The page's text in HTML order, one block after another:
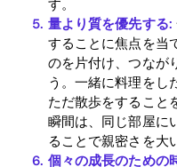
す。
量より質を優先する:
することに焦点を当
のを片付け、つなが
う。一緒に料理をし
ただ散歩をすること
瞬間は、同じ部屋に
ることで親密さを大
個々の成長のための